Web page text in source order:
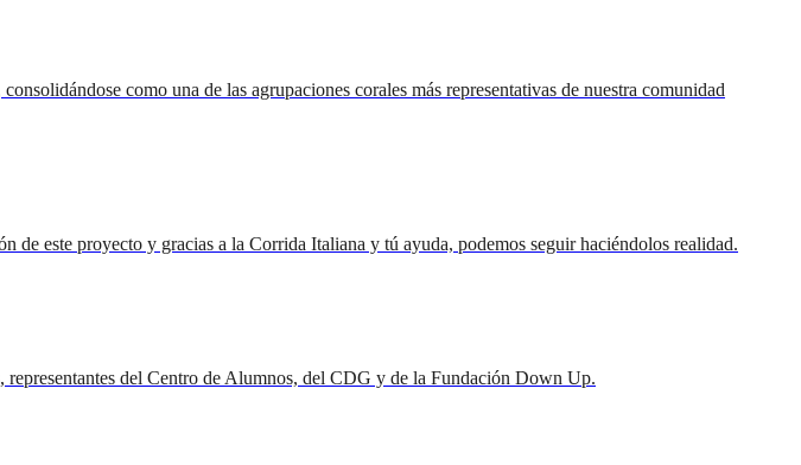
como una de las agrupaciones corales más representativas de nuestra comunidad
este proyecto y gracias a la Corrida Italiana y tú ayuda, podemos seguir haciéndolos realidad.
del Centro de Alumnos, del CDG y de la Fundación Down Up.